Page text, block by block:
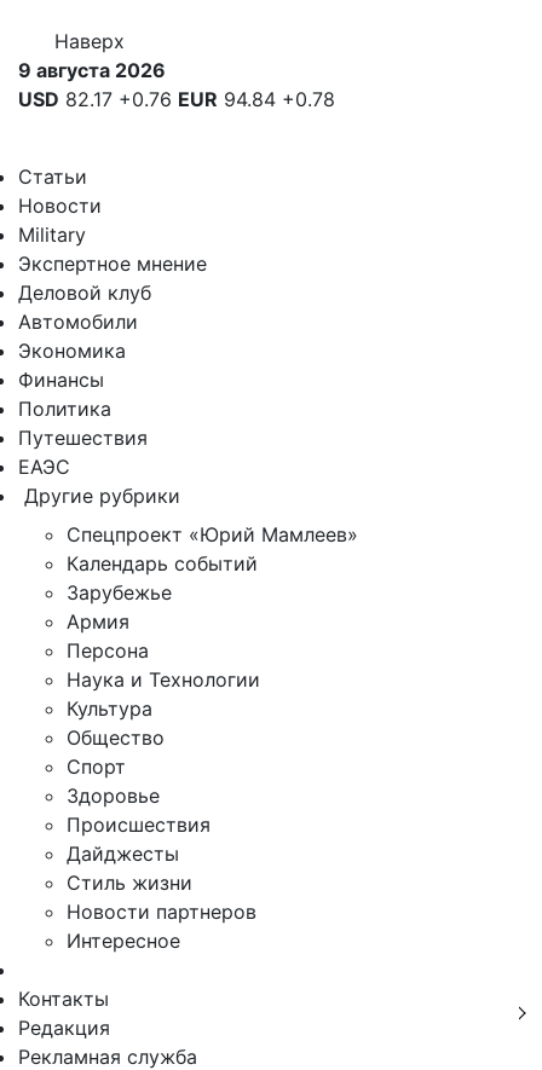
Наверх
9 августа 2026
USD 82.17 +0.76 EUR 94.84 +0.78
Статьи
Новости
Military
Экспертное мнение
Деловой клуб
Автомобили
Экономика
Финансы
Политика
Путешествия
ЕАЭС
Другие рубрики
Спецпроект «Юрий Мамлеев»
Календарь событий
Зарубежье
Армия
Персона
Наука и Технологии
Культура
Общество
Спорт
Здоровье
Происшествия
Дайджесты
Стиль жизни
Новости партнеров
Интересное
Контакты
Редакция
Рекламная служба